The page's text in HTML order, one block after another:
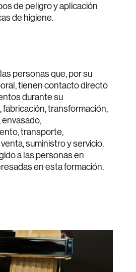
de peligro y aplicación
de higiene.
personas que, por su
tienen contacto directo
durante su
fabricación, transformación,
transporte,
suministro y servicio.
a las personas en
en esta formación.